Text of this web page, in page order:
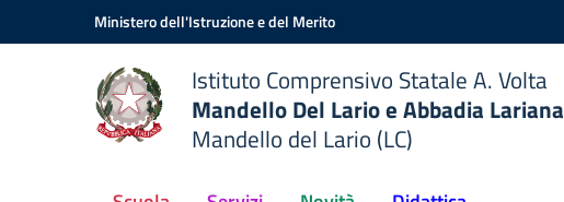
Vai ai contenuti
Vai al menu di navigazioneMinistero dell'Istruzione e del Merito
Istituto Comprensivo Statale A. Volta
Mandello Del Lario e Abbadia Lariana
Mandello del Lario (LC)